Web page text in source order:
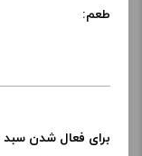
طعم:
برای فعال شدن